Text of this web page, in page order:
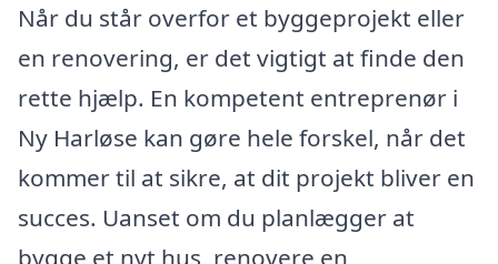
Når du står overfor et byggeprojekt eller
en renovering, er det vigtigt at finde den
rette hjælp. En kompetent entreprenør i
Ny Harløse kan gøre hele forskel, når det
kommer til at sikre, at dit projekt bliver en
succes. Uanset om du planlægger at
bygge et nyt hus, renovere en